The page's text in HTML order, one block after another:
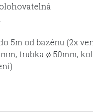
5m od bazénu (2x
trubka ø 50mm,